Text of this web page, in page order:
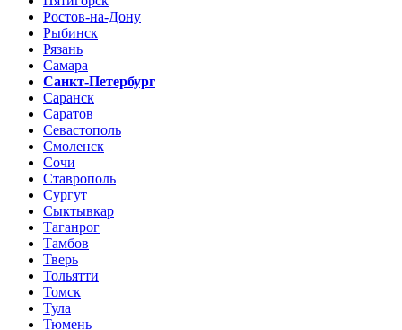
Ростов-на-Дону
Рыбинск
Рязань
Самара
Санкт-Петербург
Саранск
Саратов
Севастополь
Смоленск
Сочи
Ставрополь
Сургут
Сыктывкар
Таганрог
Тамбов
Тверь
Тольятти
Томск
Тула
Тюмень